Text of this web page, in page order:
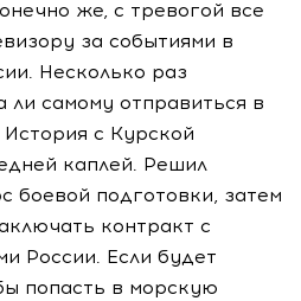
же, с тревогой все
за событиями в
Несколько раз
ли самому отправиться в
с Курской
каплей. Решил
боевой подготовки, затем
контракт с
России. Если будет
попасть в морскую